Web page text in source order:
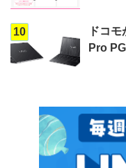
10
ドコ
Pro